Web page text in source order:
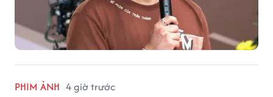
PHIM ẢNH 4 giờ trước